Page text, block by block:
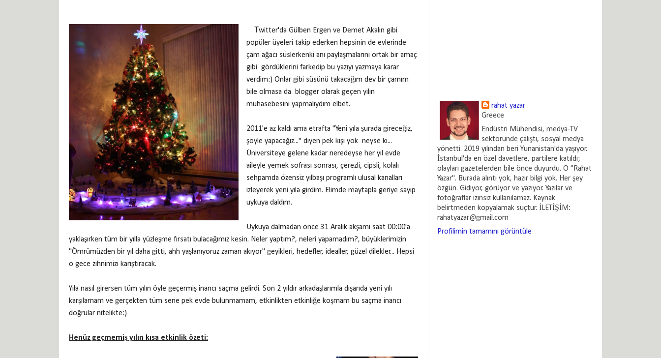
Twitter'da Gülben Ergen ve Demet Akalın gibi
popüler üyeleri takip ederken hepsinin de evlerinde
çam ağacı süslerkenki anı paylaşmalarını ortak bir amaç
gibi gördüklerini farkedip bu yazıyı yazmaya karar
verdim:) Onlar gibi süsünü takacağım dev bir çamım
bile olmasa da blogger olarak geçen yılın
muhasebesini yapmalıydım elbet.
2011'e az kaldı ama etrafta "Yeni yıla şurada gireceğiz,
şöyle yapacağız..." diyen pek kişi yok neyse ki...
Üniversiteye gelene kadar neredeyse her yıl evde
aileyle yemek sofrası sonrası, çerezli, cipsli, kolalı
sehpamda özensiz yılbaşı programlı ulusal kanalları
izleyerek yeni yıla girdim. Elimde maytapla geriye sayıp
uykuya daldım.
Uykuya dalmadan önce 31 Aralık akşamı saat 00:00'a
yaklaşırken tüm bir yılla yüzleşme fırsatı bulacağımız kesin. Neler yaptım?, neleri yapamadım?, büyüklerimizin
"Ömrümüzden bir yıl daha gitti, ahh yaşlanıyoruz zaman akıyor" geyikleri, hedefler, idealler, güzel dilekler... Hepsi
o gece zihnimizi karıştıracak.
Yıla nasıl girersen tüm yılın öyle geçermiş inancı saçma gelirdi. Son 2 yıldır arkadaşlarımla dışarıda yeni yılı
karşılamam ve gerçekten tüm sene pek evde bulunmamam, etkinlikten etkinliğe koşmam bu saçma inancı
doğrular nitelikte:)
Henüz geçmemiş yılın kısa etkinlik özeti:
rahat yazar
Greece
Endüstri Mühendisi, medya-TV
sektöründe çalıştı, sosyal medya
yönetti. 2019 yılından beri Yunanistan'da yaşıyor.
İstanbul'da en özel davetlere, partilere katıldı;
olayları gazetelerden bile önce duyurdu. O "Rahat
Yazar". Burada alıntı yok, hazır bilgi yok. Her şey
özgün. Gidiyor, görüyor ve yazıyor. Yazılar ve
fotoğraflar izinsiz kullanılamaz. Kaynak
belirtmeden kopyalamak suçtur. İLETİŞİM:
rahatyazar@gmail.com
Profilimin tamamını görüntüle